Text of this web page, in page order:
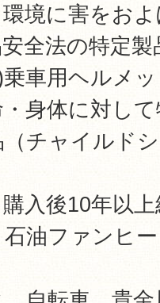
境に害をお
全法の特定
乗車用ヘルメ
身体に対し
チャイルド
入後10年以
油ファンヒ